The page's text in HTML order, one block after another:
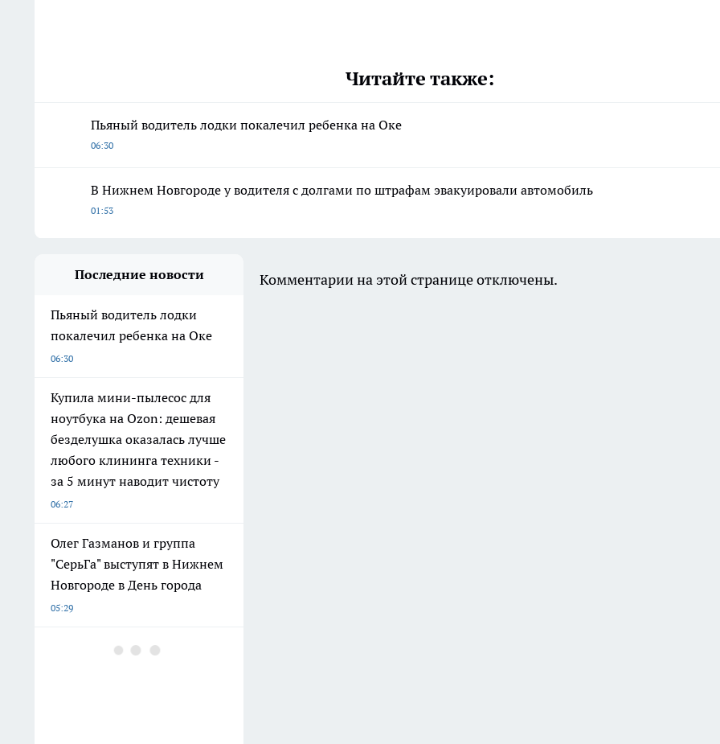
Читайте также:
Пьяный водитель лодки покалечил ребенка на Оке
06:30
В Нижнем Новгороде у водителя с долгами по штрафам эвакуировали автомобиль
01:53
Последние новости
Пьяный водитель лодки
покалечил ребенка на Оке
06:30
Купила мини-пылесос для
ноутбука на Ozon: дешевая
безделушка оказалась лучше
любого клининга техники -
за 5 минут наводит чистоту
06:27
Олег Газманов и группа
"СерьГа" выступят в Нижнем
Новгороде в День города
05:29
4 истины, которые
Комментарии на этой странице отключены.